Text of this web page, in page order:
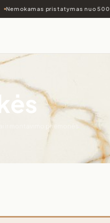
Nemokamas pristatymas nuo 500€
ir montavimo priemonės